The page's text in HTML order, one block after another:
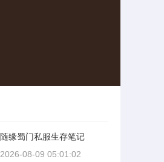
随缘蜀门私服生存笔记
2026-08-09 05:01:02